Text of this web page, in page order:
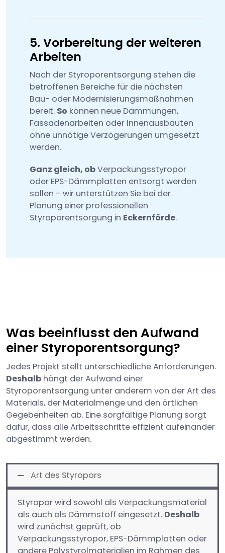
5. Vorbereitung der weiteren
Arbeiten
Nach der Styroporentsorgung stehen die
betroffenen Bereiche für die nächsten
Bau- oder Modernisierungsmaßnahmen
bereit. So können neue Dämmungen,
Fassadenarbeiten oder Innenausbauten
ohne unnötige Verzögerungen umgesetzt
werden.
Ganz gleich, obVerpackungsstyropor
oder EPS-Dämmplatten entsorgt werden
sollen – wir unterstützen Sie bei der
Planung einer professionellen
Styroporentsorgung in Eckernförde.
Was beeinflusst den Aufwand
einer Styroporentsorgung?
Jedes Projekt stellt unterschiedliche Anforderungen.
Deshalb hängt der Aufwand einer
Styroporentsorgung unter anderem von der Art des
Materials, der Materialmenge und den örtlichen
Gegebenheiten ab. Eine sorgfältige Planung sorgt
dafür, dass alle Arbeitsschritte effizient aufeinander
abgestimmt werden.
Art des Styropors
Styropor wird sowohl als Verpackungsmaterial
als auch als Dämmstoff eingesetzt. Deshalb
wird zunächst geprüft, ob
Verpackungsstyropor, EPS-Dämmplatten oder
andere Polystyrolmaterialien im Rahmen des